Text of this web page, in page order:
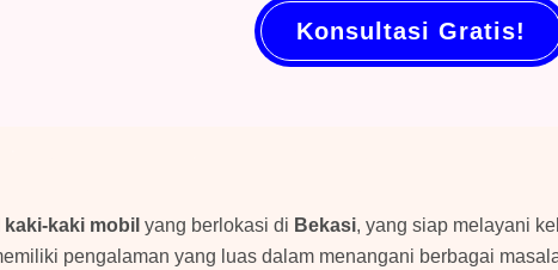
Konsultasi Gratis!
kaki-kaki mobil yang berlokasi di Bekasi, yang siap melayani
pengalaman yang luas dalam menangani berbagai